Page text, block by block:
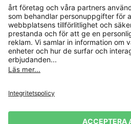
Andra onlinebutiker
Sverige
Allmänna villkor